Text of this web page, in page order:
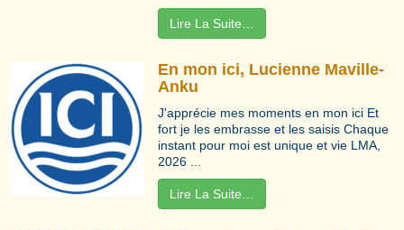
Lire La Suite…
En mon ici, Lucienne Maville-
Anku
J'apprécie mes moments en mon ici Et
fort je les embrasse et les saisis Chaque
instant pour moi est unique et vie LMA,
2026 ...
Lire La Suite…